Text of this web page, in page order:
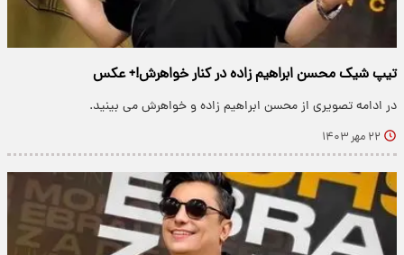
تیپ شیک محسن ابراهیم زاده در کنار خواهرش!+ عکس
در ادامه تصویری از محسن ابراهیم زاده و خواهرش می بینید.
۲۲ مهر ۱۴۰۳